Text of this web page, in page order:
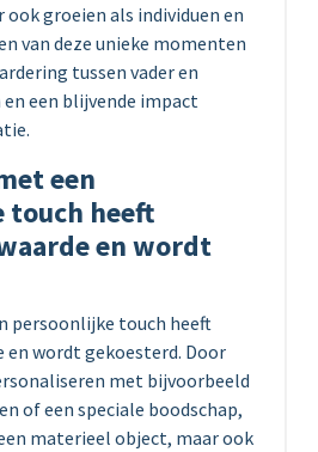
groeien als individuen en
van deze unieke momenten
tussen vader en
een blijvende impact
een
touch heeft
en wordt
persoonlijke touch heeft
wordt gekoesterd. Door
met bijvoorbeeld
of een speciale boodschap,
materieel object, maar ook